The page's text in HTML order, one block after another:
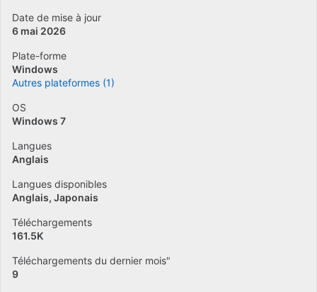
Date de mise à jour
6 mai 2026
Plate-forme
Windows
Autres plateformes (1)
OS
Windows 7
Langues
Anglais
Langues disponibles
Anglais Japonais
Téléchargements
161.5K
Téléchargements du dernier mois"
9